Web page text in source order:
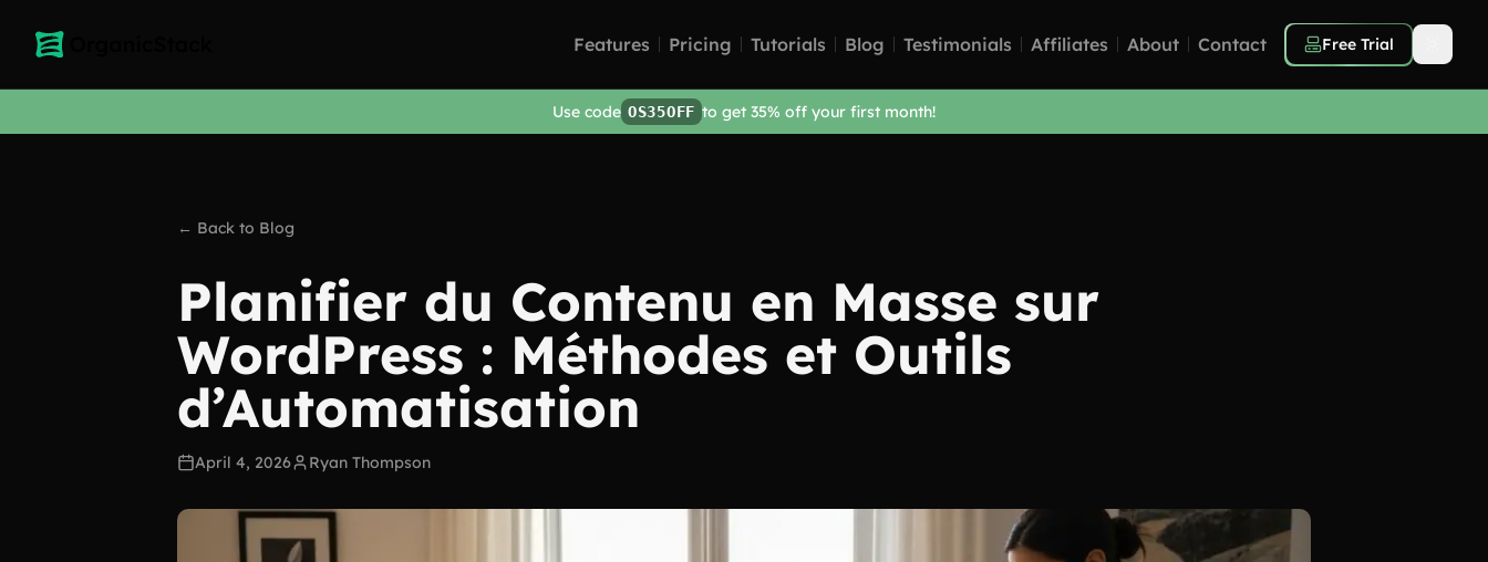
Features Pricing Tutorials Blog Testimonials Affiliates About Contact Free Trial
Use code OS35OFF to get 35% off your first month!
← Back to Blog
Planifier du Contenu en Masse sur
WordPress : Méthodes et Outils
d’Automatisation
April 4, 2026 Ryan Thompson